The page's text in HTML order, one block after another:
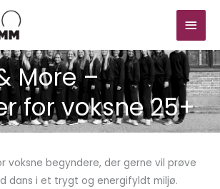
More –
for voksne 25+
voksne begyndere, der gerne vil prøve
dans i et trygt og energifyldt miljø.